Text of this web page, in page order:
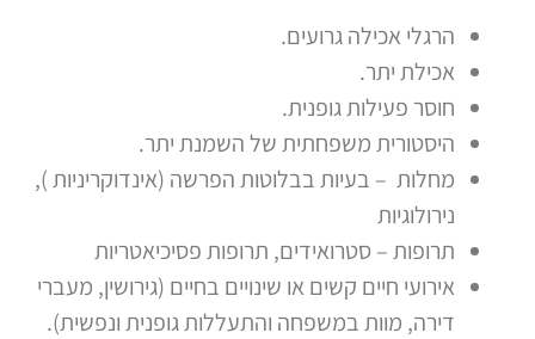
הרגלי אכילה גרועים.
אכילת יתר.
חוסר פעילות גופנית.
היסטורית משפחתית של השמנת יתר.
מחלות – בעיות בבלוטות הפרשה (אינדוקריניות ),
נירולוגיות
תרופות – סטרואידים, תרופות פסיכיאטריות
אירועי חיים קשים או שינויים בחיים (גירושין, מעברי
דירה, מוות במשפחה והתעללות גופנית ונפשית).